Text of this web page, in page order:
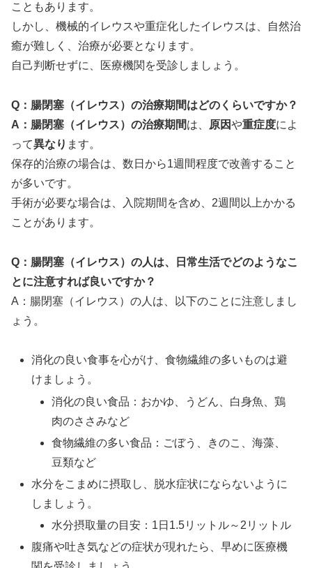
こともあります。
しかし、機械的イレウスや重症化したイレウスは、自然治
癒が難しく、治療が必要となります。
自己判断せずに、医療機関を受診しましょう。
Q：腸閉塞（イレウス）の治療期間はどのくらいですか？
A：腸閉塞（イレウス）の治療期間は、 原因や重症度によ
って異なり ます。
保存的治療の場合は、数日から1週間程度で改善すること
が多いです。
手術が必要な場合は、入院期間を含め、2週間以上かかる
ことがあります。
Q：腸閉塞（イレウス）の人は、日常生活でどのようなこ
とに注意すれば良いですか？
A：腸閉塞（イレウス）の人は、以下のことに注意しまし
ょう。
消化の良い食事を心がけ、食物繊維の多いものは避
けましょう。
消化の良い食品：おかゆ、うどん、白身魚、鶏
肉のささみなど
食物繊維の多い食品：ごぼう、きのこ、海藻、
豆類など
水分をこまめに摂取し、脱水症状にならないように
しましょう。
水分摂取量の目安：1日1.5リットル～2リットル
腹痛や吐き気などの症状が現れたら、早めに医療機